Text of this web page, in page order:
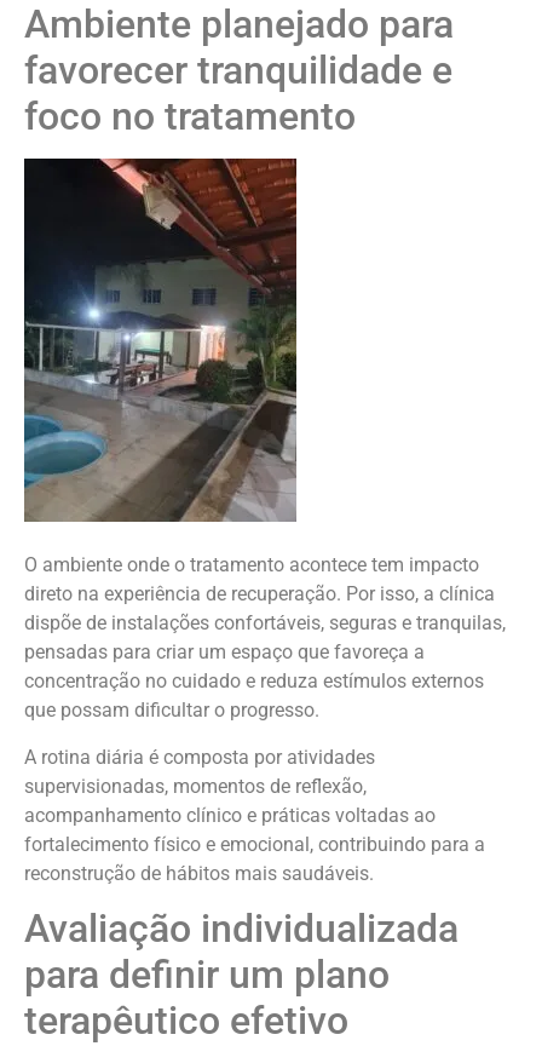
Ambiente planejado para
favorecer tranquilidade e
foco no tratamento
O ambiente onde o tratamento acontece tem impacto
direto na experiência de recuperação. Por isso, a clínica
dispõe de instalações confortáveis, seguras e tranquilas,
pensadas para criar um espaço que favoreça a
concentração no cuidado e reduza estímulos externos
que possam dificultar o progresso.
A rotina diária é composta por atividades
supervisionadas, momentos de reflexão,
acompanhamento clínico e práticas voltadas ao
fortalecimento físico e emocional, contribuindo para a
reconstrução de hábitos mais saudáveis.
Avaliação individualizada
para definir um plano
terapêutico efetivo